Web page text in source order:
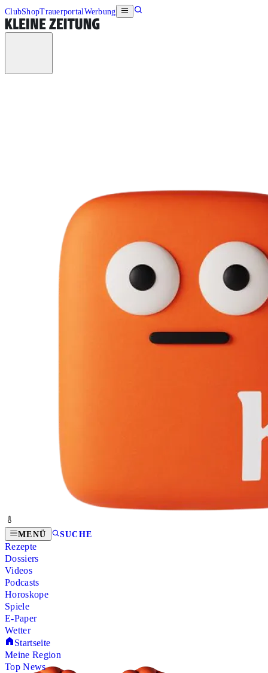
ClubShopTrauerportalWerbung
MENÜ SUCHE
Rezepte
Dossiers
Videos
Podcasts
Horoskope
Spiele
E-Paper
Wetter
Startseite
Meine Region
Top News